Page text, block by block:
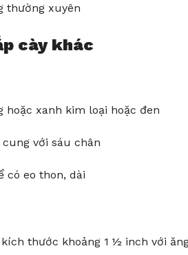
thường xuyên
cày khác
hoặc xanh kim loại hoặc đen
với sáu chân
có eo thon, dài
thước khoảng 1 ½ inch với